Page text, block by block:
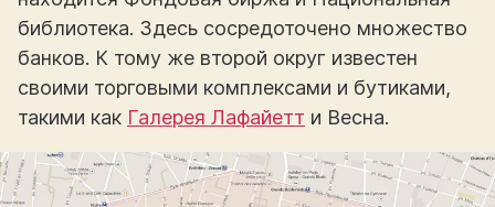
библиотека. Здесь сосредоточено множество
банков. К тому же второй округ известен
своими торговыми комплексами и бутиками,
такими как Галерея Лафайетт и Весна.